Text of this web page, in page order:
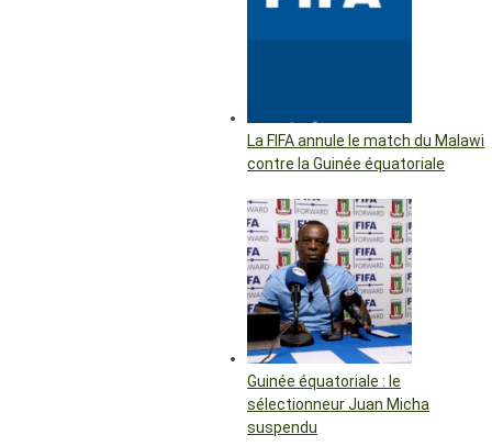
La FIFA annule le match du Malawi
contre la Guinée équatoriale
Guinée équatoriale : le
sélectionneur Juan Micha
suspendu